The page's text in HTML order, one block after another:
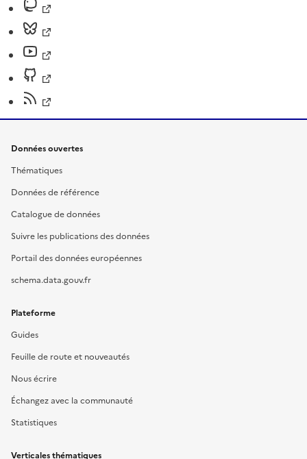
Données ouvertes
Thématiques
Données de référence
Catalogue de données
Suivre les publications des données
Portail des données européennes
schema.data.gouv.fr
Plateforme
Guides
Feuille de route et nouveautés
Nous écrire
Échangez avec la communauté
Statistiques
Verticales thématiques